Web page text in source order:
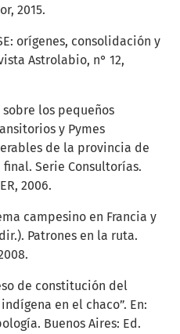
2015.
orígenes, consolidación y
Astrolabio, n° 12,
sobre los pequeños
y Pymes
de la provincia de
Serie Consultorías.
2006.
campesino en Francia y
Patrones en la ruta.
de constitución del
en el chaco”. En:
Buenos Aires: Ed.